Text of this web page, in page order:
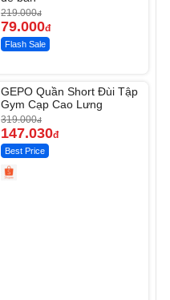
219.000đ
79.000đ
Flash Sale
-53%
GEPO Quần Short Đùi Tập
Gym Cạp Cao Lưng
319.000đ
147.030đ
Best Price